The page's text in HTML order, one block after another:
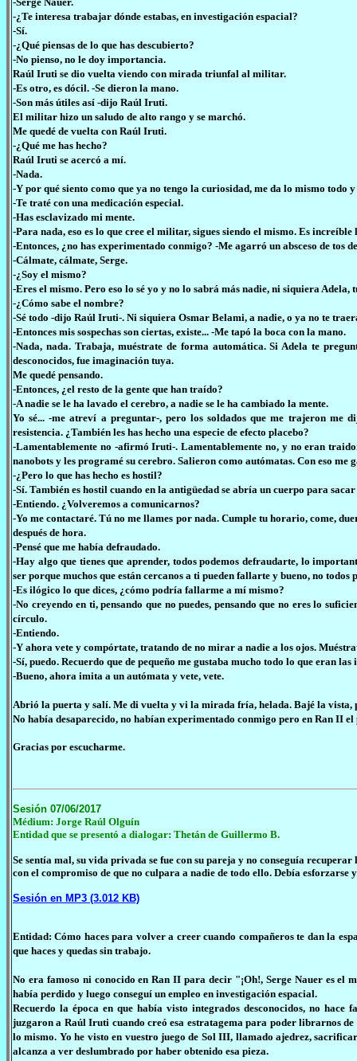
-¿Te interesa trabajar dónde estabas, en investigación espacial?
-Sí.
-¿Qué piensas de lo que has descubierto?
-No pienso, no le doy importancia.
Raúl Iruti se dio vuelta viendo con mirada triunfal al militar.
-Es otro, es dócil. -Se dieron la mano.
-Son más útiles así -dijo Raúl Iruti.
El militar hizo un saludo de alto rango y se marchó.
Me quedé de vuelta con Raúl Iruti.
-¿Qué me has hecho?
Raúl Iruti se acercó a mí.
-Nada.
-Y por qué siento como que ya no tengo la curiosidad, me da lo mismo todo
-Te traté con una medicación especial.
-Has esclavizado mi mente.
-Para nada, eso es lo que cree el militar, sigues siendo el mismo. Es increíble
-Entonces, ¿no has experimentado conmigo? -Me agarró un absceso de tos
-Cálmate, cálmate, Serge.
-¿Soy el mismo?
-Eres el mismo. Pero eso lo sé yo y no lo sabrá más nadie, ni siquiera
-¿Cómo sabe el nombre?
-Sé todo -dijo Raúl Iruti-. Ni siquiera Osmar Belami, a nadie, o ya no te
-Entonces mis sospechas son ciertas, existe... -Me tapó la boca con la mano.
-Nada, nada. Trabaja, muéstrate de forma automática. Si Adela te
desconocidos, fue imaginación tuya.
Me quedé pensando.
-Entonces, ¿el resto de la gente que han traído?
-A nadie se le ha lavado el cerebro, a nadie se le ha cambiado la mente.
Yo sé... -me atreví a preguntar-, pero los soldados que me trajeron me
resistencia. ¿También les has hecho una especie de efecto placebo?
-Lamentablemente no -afirmó Iruti-. Lamentablemente no, y no eran
nanobots y les programé su cerebro. Salieron como autómatas. Con eso
-¿Pero lo que has hecho es hostil?
-Sí. También es hostil cuando en la antigüedad se abría un cuerpo para
-Entiendo. ¿Volveremos a comunicarnos?
-Yo me contactaré. Tú no me llames por nada. Cumple tu horario, come,
después de hora.
-Pensé que me había defraudado.
-Hay algo que tienes que aprender, todos podemos defraudarte, lo
ser porque muchos que están cercanos a ti pueden fallarte y bueno, no
-Es ilógico lo que dices, ¿cómo podría fallarme a mí mismo?
-No creyendo en ti, pensando que no puedes, pensando que no eres lo
círculo.
-Entiendo.
-Y ahora vete y compórtate, tratando de no mirar a nadie a los ojos.
-Sí, puedo. Recuerdo que de pequeño me gustaba mucho todo lo que eran
-Bueno, ahora imita a un autómata y vete, vete.
Abrió la puerta y salí. Me di vuelta y vi la mirada fría, helada. Bajé la vista,
No había desaparecido, no habían experimentado conmigo pero en Ran II
Gracias por escucharme.
Sesión 07/06/2017
Médium: Jorge Raúl Olguín
Entidad que se presentó a dialogar: Thetán de Guillermo B.
Se sentía mal, su vida privada se fue con su pareja y no conseguía
con el compromiso de que no culpara a nadie de todo ello. Debía esforzarse
Sesión en MP3 (3.012 KB)
Entidad: Cómo haces para volver a creer cuando compañeros te dan la
que haces y quedas sin trabajo.
No era famoso ni conocido en Ran II para decir "¡Oh!, Serge Nauer es el
había perdido y luego conseguí un empleo en investigación espacial.
Recuerdo la época en que había visto integrados desconocidos, no
juzgaron a Raúl Iruti cuando creó esa estratagema para poder librarnos
lo mismo. Yo he visto en vuestro juego de Sol III, llamado ajedrez,
alcanza a ver deslumbrado por haber obtenido esa pieza.